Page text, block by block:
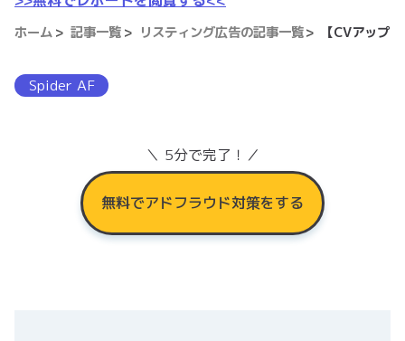
ホーム 記事一覧 リスティング広告の記事一覧 【CVアップ
Spider AF
＼ 5分で完了！／
無料でアドフラウド対策をする